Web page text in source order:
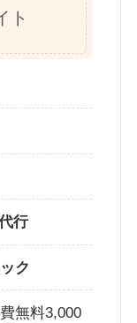
ト
行
ク
無料3,000